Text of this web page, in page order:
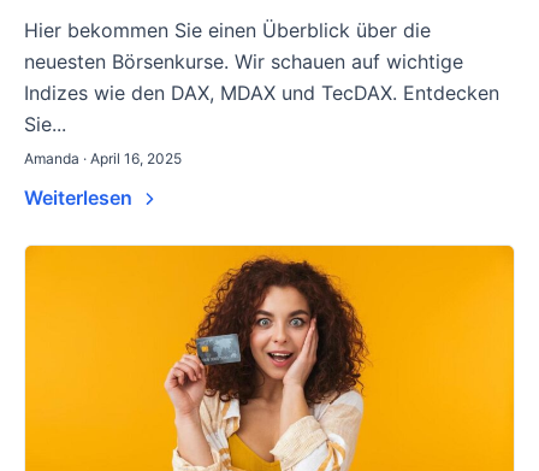
Hier bekommen Sie einen Überblick über die
neuesten Börsenkurse. Wir schauen auf wichtige
Indizes wie den DAX, MDAX und TecDAX. Entdecken
Sie...
Amanda · April 16, 2025
Weiterlesen